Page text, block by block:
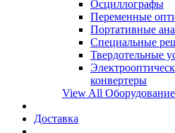
Осциллографы
Переменные
Портативные
Специальные
Твердотельные
конвертеры
View All Оборудование
Доставка